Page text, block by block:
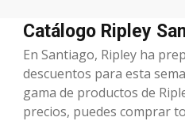
Catálogo Ripley
En Santiago, Ripley ha
descuentos para esta
gama de productos de
precios, puedes comprar